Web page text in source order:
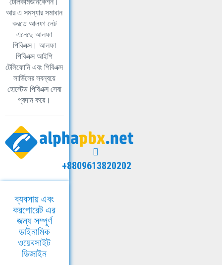
আর এ সমস্যার সমাধান
করতে আলফা নেট
এনেছে আলফা
পিবিএক্স। আলফা
পিবিএক্স আইপি
টেলিফোনি এবং পিবিএক্স
সার্ভিসের সবন্বয়ে
হোস্টেড পিবিএক্স সেবা
প্রদান করে।
+8809613820202
ব্যবসায় এবং
করপোরেট এর
জন্য সম্পূর্ণ
ডাইনামিক
ওয়েবসাইট
ডিজাইন